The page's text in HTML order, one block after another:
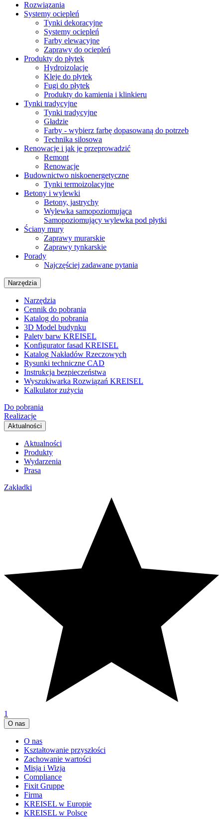
Rozwiązania
Systemy ociepleń
Tynki dekoracyjne
Systemy ociepleń
Farby elewacyjne
Zaprawy do ociepleń
Produkty do płytek
Hydroizolacje
Kleje do płytek
Fugi do płytek
Produkty do kamienia i klinkieru
Tynki tradycyjne
Tynki tradycyjne
Gładzie
Farby - wybierz farbę dopasowaną do potrzeb
Technika silosowa
Renowacje i jak je przeprowadzić
Remont
Renowacje
Budownictwo niskoenergetyczne
Tynki termoizolacyjne
Betony i wylewki
Betony, jastrychy
Wylewka samopoziomująca
Samopoziomujący wylewka pod płytki
Ściany mury
Zaprawy murarskie
Zaprawy tynkarskie
Porady
Najczęściej zadawane pytania
Narzędzia
Narzędzia
Cennik do pobrania
Katalog do pobrania
3D Model budynku
Palety barw KREISEL
Konfigurator fasad KREISEL
Katalog Nakładów Rzeczowych
Rysunki techniczne CAD
Instrukcja bezpieczeństwa
Wyszukiwarka Rozwiązań KREISEL
Kalkulator zużycia
Do pobrania
Realizacje
Aktualności
Aktualności
Produkty
Wydarzenia
Prasa
Zakładki
1
O nas
O nas
Kształtowanie przyszłości
Zachowanie wartości
Misja i Wizja
Compliance
Fixit Gruppe
Firma
KREISEL w Europie
KREISEL w Polsce